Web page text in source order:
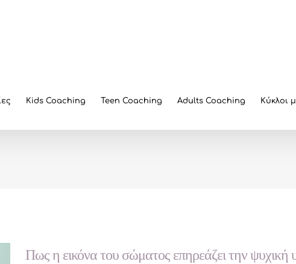
Kids Coaching Teen Coaching Adults Coaching Κύκλοι
Πως η εικόνα του σώματος επηρεάζει την ψυχική